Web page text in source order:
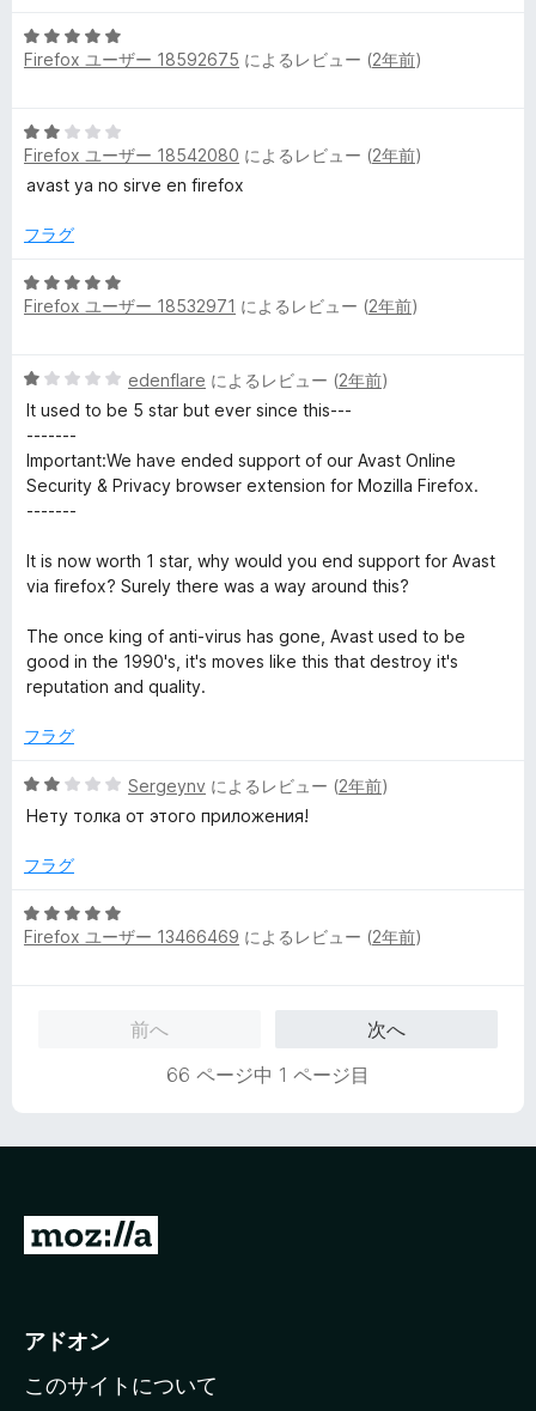
価
5
の
5
段
5
の
評
Firefox ユーザー 18592675 によるレビュー (2年前)
5
段
階
2
評
価
Firefox ユーザー 18542080 によるレビュー (2年前)
avast ya no sirve en firefox
フラグ
5
段
5
の
評
価
Firefox ユーザー 18532971 によるレビュー (2年前)
5
段
中
1
価
edenflare によるレビュー (2年前)
It used to be 5 star but ever since this---
-------
Important:We have ended support of our Avast Online
Security & Privacy browser extension for Mozilla Firefox.
-------
It is now worth 1 star, why would you end support for Avast
via firefox? Surely there was a way around this?
The once king of anti-virus has gone, Avast used to be
good in the 1990's, it's moves like this that destroy it's
reputation and quality.
フラグ
5
段
中
の
評
Sergeynv によるレビュー (2年前)
Нету толка от этого приложения!
フラグ
5
段
Firefox ユーザー 13466469 によるレビュー (2年前)
前へ
次へ
66 ページ中 1 ページ目
M
i
l
アドオン
このサイトについて